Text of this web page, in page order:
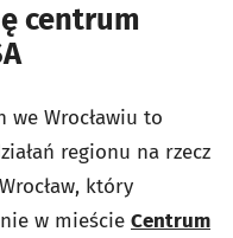
centrum
we Wrocławiu to
regionu na rzecz
który
w mieście Centrum